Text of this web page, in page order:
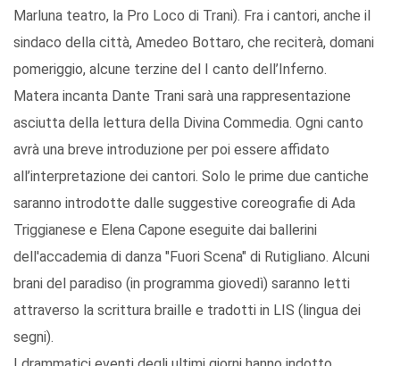
Marluna teatro, la Pro Loco di Trani). Fra i cantori, anche il
sindaco della città, Amedeo Bottaro, che reciterà, domani
pomeriggio, alcune terzine del I canto dell’Inferno.
Matera incanta Dante Trani sarà una rappresentazione
asciutta della lettura della Divina Commedia. Ogni canto
avrà una breve introduzione per poi essere affidato
all’interpretazione dei cantori. Solo le prime due cantiche
saranno introdotte dalle suggestive coreografie di Ada
Triggianese e Elena Capone eseguite dai ballerini
dell'accademia di danza "Fuori Scena" di Rutigliano. Alcuni
brani del paradiso (in programma giovedì) saranno letti
attraverso la scrittura braille e tradotti in LIS (lingua dei
segni).